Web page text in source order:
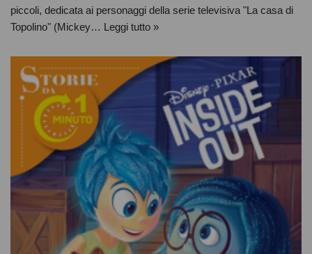
piccoli, dedicata ai personaggi della serie televisiva "La casa di
Topolino" (Mickey… Leggi tutto »